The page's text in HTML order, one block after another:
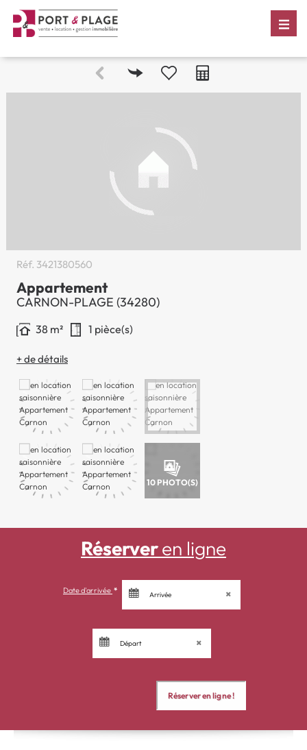
Réf. 3421380560
Appartement
CARNON-PLAGE (34280)
38 m² 1 pièce(s)
+ de détails
10 PHOTO(S)
Réserveren ligne
Date d'arrivée *